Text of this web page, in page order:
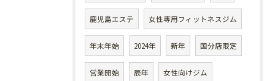
鹿児島エステ 女性専用フィットネスジム
年末年始 2024年 新年 国分店限定
営業開始 辰年 女性向けジム